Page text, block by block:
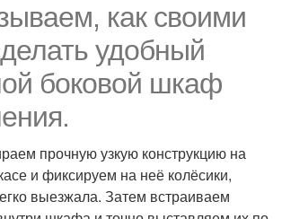
как своими
удобный
боковой шкаф
прочную узкую конструкцию на
и фиксируем на неё колёсики,
выезжала. Затем встраиваем